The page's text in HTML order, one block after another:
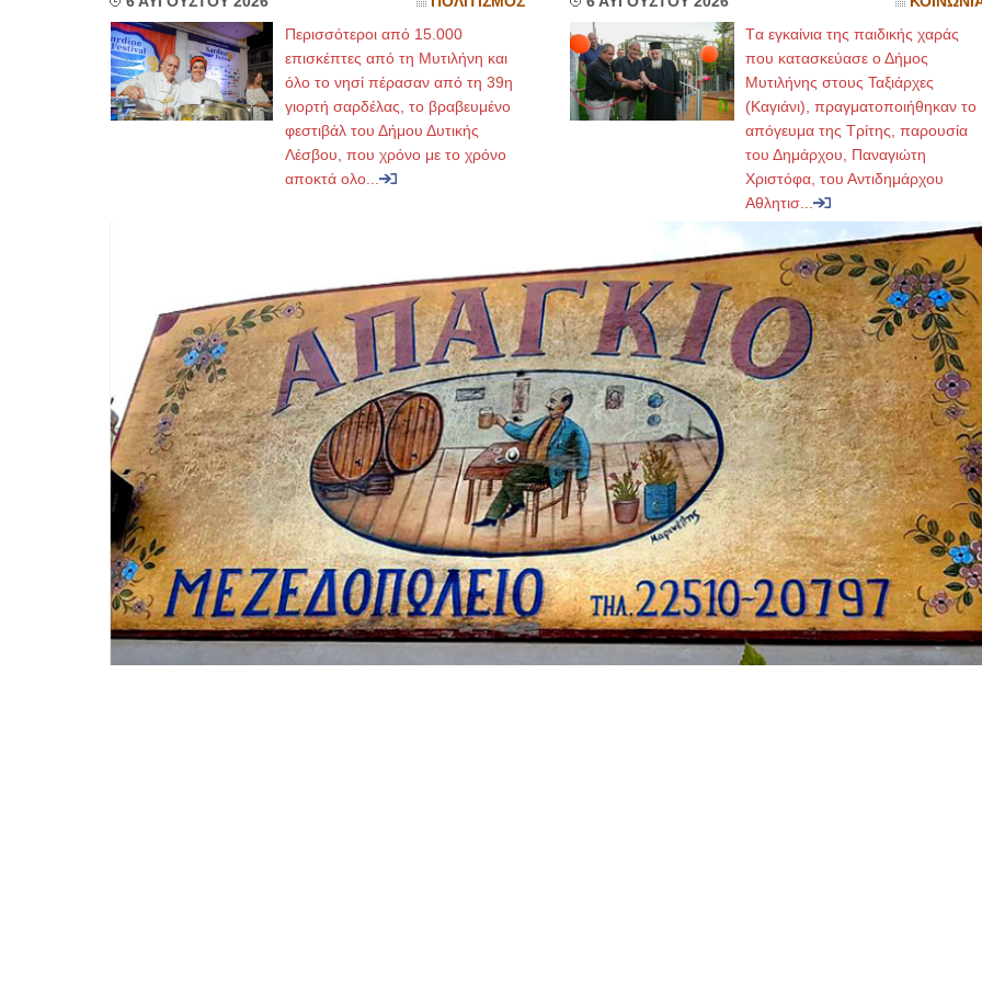
Περισσότεροι από 15.000
επισκέπτες από τη Μυτιλήνη και
όλο το νησί πέρασαν από τη 39η
γιορτή σαρδέλας, το βραβευμένο
φεστιβάλ του Δήμου Δυτικής
Λέσβου, που χρόνο με το χρόνο
αποκτά ολο...
Tα εγκαίνια της παιδικής χαράς
που κατασκεύασε ο Δήμος
Μυτιλήνης στους Ταξιάρχες
(Καγιάνι), πραγματοποιήθηκαν το
απόγευμα της Τρίτης, παρουσία
του Δημάρχου, Παναγιώτη
Χριστόφα, του Αντιδημάρχου
Αθλητισ...